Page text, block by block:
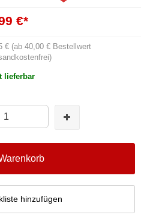
€*
€ (ab 40,00 € Bestellwert
lieferbar
hinzufügen